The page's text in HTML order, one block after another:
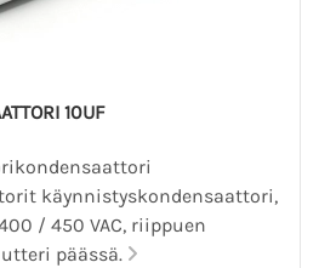
10UF
käynnistyskondensaattori,
/ 450 VAC, riippuen
päässä.